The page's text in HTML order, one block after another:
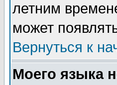
летним
может
Вернуться к
Моего языка